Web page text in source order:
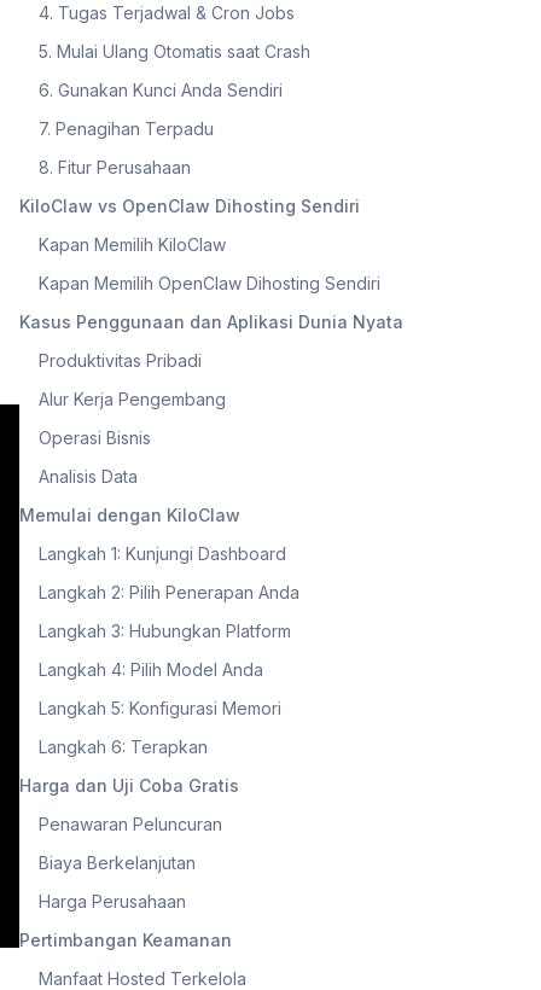
4. Tugas Terjadwal & Cron Jobs
5. Mulai Ulang Otomatis saat Crash
6. Gunakan Kunci Anda Sendiri
7. Penagihan Terpadu
8. Fitur Perusahaan
KiloClaw vs OpenClaw Dihosting Sendiri
Kapan Memilih KiloClaw
Kapan Memilih OpenClaw Dihosting Sendiri
Kasus Penggunaan dan Aplikasi Dunia Nyata
Produktivitas Pribadi
Alur Kerja Pengembang
Operasi Bisnis
Analisis Data
Memulai dengan KiloClaw
Langkah 1: Kunjungi Dashboard
Langkah 2: Pilih Penerapan Anda
Langkah 3: Hubungkan Platform
Langkah 4: Pilih Model Anda
Langkah 5: Konfigurasi Memori
Langkah 6: Terapkan
Harga dan Uji Coba Gratis
Penawaran Peluncuran
Biaya Berkelanjutan
Harga Perusahaan
Pertimbangan Keamanan
Manfaat Hosted Terkelola